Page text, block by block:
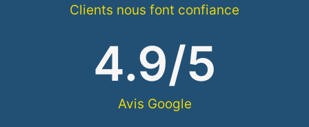
Clients nous font confiance
Avis Google
4.9/5